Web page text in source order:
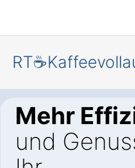
Mehr
und